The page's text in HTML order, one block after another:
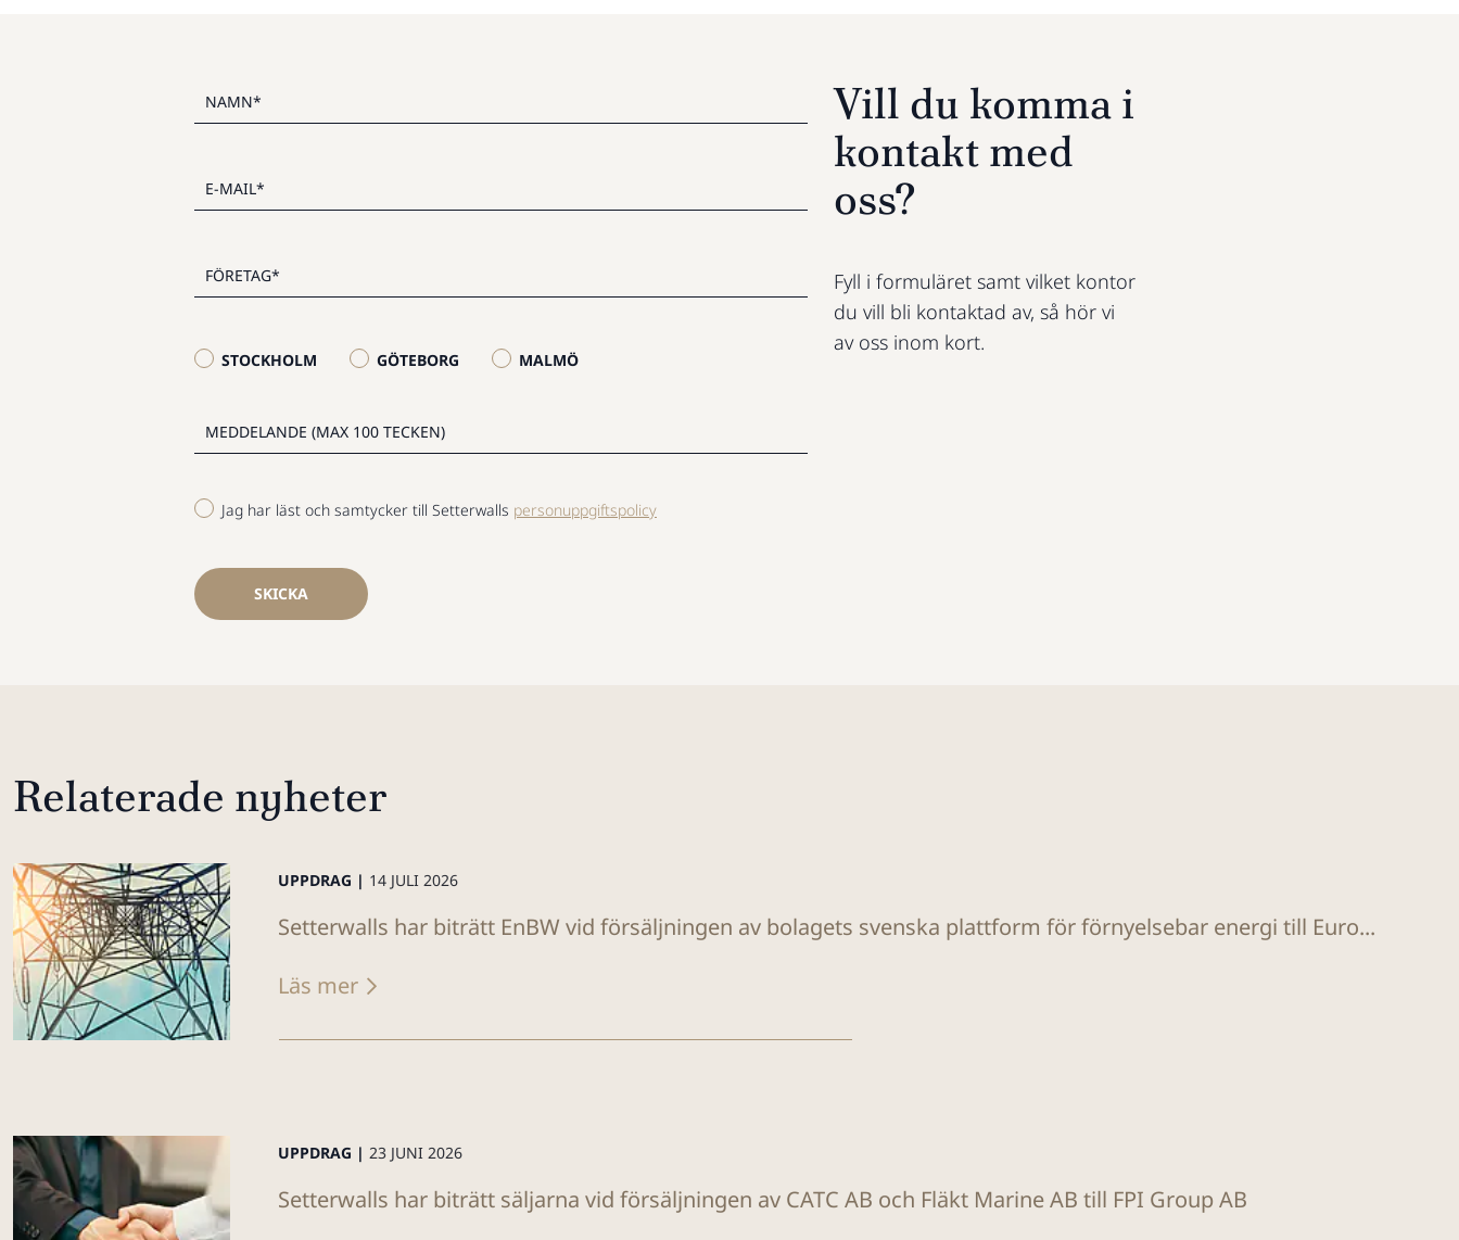
STOCKHOLM GÖTEBORG MALMÖ
Jag har läst och samtycker till Setterwalls personuppgiftspolicy
SKICKA
Vill du komma i
kontakt med
oss?
Fyll i formuläret samt vilket kontor
du vill bli kontaktad av, så hör vi
av oss inom kort.
Relaterade nyheter
UPPDRAG | 14 JULI 2026
Setterwalls har biträtt EnBW vid försäljningen av bolagets svenska plattform för förnyelsebar energi till Euro...
Läs mer
UPPDRAG | 23 JUNI 2026
Setterwalls har biträtt säljarna vid försäljningen av CATC AB och Fläkt Marine AB till FPI Group AB